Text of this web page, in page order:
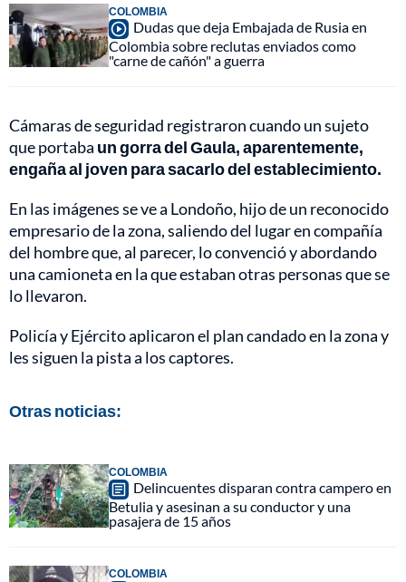
COLOMBIA
Dudas que deja Embajada de Rusia en
Colombia sobre reclutas enviados como
"carne de cañón" a guerra
Cámaras de seguridad registraron cuando un sujeto
que portaba un gorra del Gaula, aparentemente,
engaña al joven para sacarlo del establecimiento.
En las imágenes se ve a Londoño, hijo de un reconocido
empresario de la zona, saliendo del lugar en compañía
del hombre que, al parecer, lo convenció y abordando
una camioneta en la que estaban otras personas que se
lo llevaron.
Policía y Ejército aplicaron el plan candado en la zona y
les siguen la pista a los captores.
Otras noticias:
COLOMBIA
Delincuentes disparan contra campero en
Betulia y asesinan a su conductor y una
pasajera de 15 años
COLOMBIA